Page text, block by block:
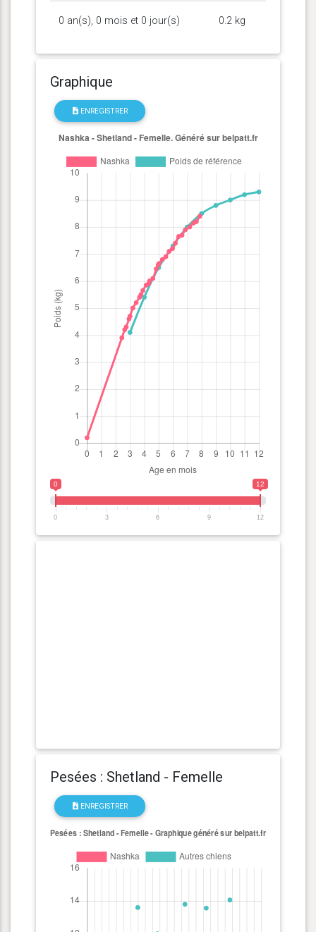
0 an(s), 0 mois et 0 jour(s) 0.2 kg
Graphique
ENREGISTRER
0 12
0 3 6 9 12
Pesées : Shetland - Femelle
ENREGISTRER